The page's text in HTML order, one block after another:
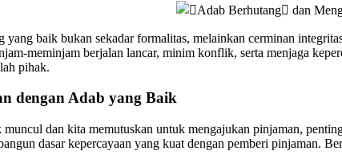
yang baik bukan sekadar formalitas, melainkan cerminan
meminjam berjalan lancar, minim konflik, serta menjaga
pihak.
dengan Adab yang Baik
dan kita memutuskan untuk mengajukan pinjaman,
dasar kepercayaan yang kuat dengan pemberi pinjaman.